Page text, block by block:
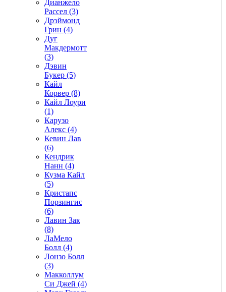
Дианжело
Рассел (3)
Дрэймонд
Грин (4)
Дуг
Макдермотт
(3)
Дэвин
Букер (5)
Кайл
Корвер (8)
Кайл Лоури
(1)
Карузо
Алекс (4)
Кевин Лав
(6)
Кендрик
Нанн (4)
Кузма Кайл
(5)
Кристапс
Порзингис
(6)
Лавин Зак
(8)
ЛаМело
Болл (4)
Лонзо Болл
(3)
Макколлум
Си Джей (4)